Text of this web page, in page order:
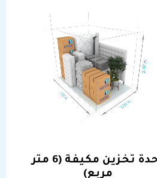
وحدة تخزين مكيفة (6 متر
مربع)